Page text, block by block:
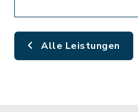
Alle Leistungen